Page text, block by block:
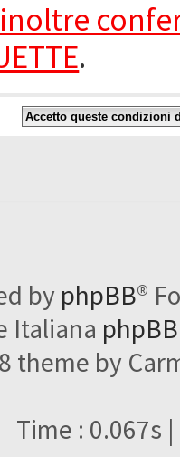
.
by phpBB®
Italiana
theme by
Time : 0.067s